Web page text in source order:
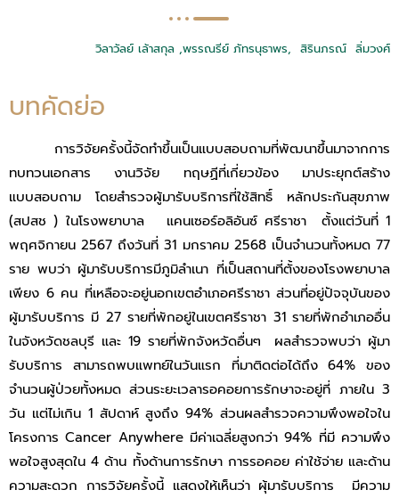
วิลาวัลย์ เล้าสกุล ,พรรณรีย์ ภัทรนุธาพร, สิรินภรณ์ ลิ่มวงศ์
บทคัดย่อ
การวิจัยครั้งนี้จัดทำขึ้นเป็นแบบสอบถามที่พัฒนาขึ้นมาจากการ
ทบทวนเอกสาร งานวิจัย ทฤษฏีที่เกี่ยวข้อง มาประยุกต์สร้าง
แบบสอบถาม โดยสำรวจผู้มารับบริการที่ใช้สิทธิ์ หลักประกันสุขภาพ
(สปสช ) ในโรงพยาบาล แคนเซอร์อลิอันซ์ ศรีราชา ตั้งแต่วันที่ 1
พฤศจิกายน 2567 ถึงวันที่ 31 มกราคม 2568 เป็นจำนวนทั้งหมด 77
ราย พบว่า ผู้มารับบริการมีภูมิลำเนา ที่เป็นสถานที่ตั้งของโรงพยาบาล
เพียง 6 คน ที่เหลือจะอยู่นอกเขตอำเภอศรีราชา ส่วนที่อยู่ปัจจุบันของ
ผู้มารับบริการ มี 27 รายที่พักอยู่ในเขตศรีราชา 31 รายที่พักอำเภออื่น
ในจังหวัดชลบุรี และ 19 รายที่พักจังหวัดอื่นๆ ผลสำรวจพบว่า ผู้มา
รับบริการ สามารถพบแพทย์ในวันแรก ที่มาติดต่อได้ถึง 64% ของ
จำนวนผู้ป่วยทั้งหมด ส่วนระยะเวลารอคอยการรักษาจะอยู่ที่ ภายใน 3
วัน แต่ไม่เกิน 1 สัปดาห์ สูงถึง 94% ส่วนผลสำรวจความพึงพอใจใน
โครงการ Cancer Anywhere มีค่าเฉลี่ยสูงกว่า 94% ที่มี ความพึง
พอใจสูงสุดใน 4 ด้าน ทั้งด้านการรักษา การรอคอย ค่าใช้จ่าย และด้าน
ความสะดวก การวิจัยครั้งนี้ แสดงให้เห็นว่า ผุ้มารับบริการ มีความ